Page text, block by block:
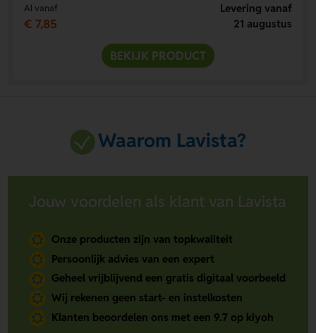
Al vanaf
€ 7,85
Levering vanaf
21 augustus
BEKIJK PRODUCT
Waarom Lavista?
Jouw voordelen als klant van Lavista
Onze producten zijn van topkwaliteit
Persoonlijk advies van een expert
Geheel vrijblijvend een gratis digitaal voorbeeld
Wij rekenen geen start- en instelkosten
Klanten beoordelen ons met een 9.7 op kiyoh